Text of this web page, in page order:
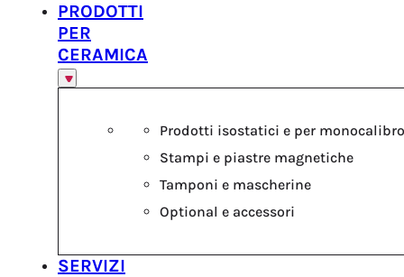
PRODOTTI
PER
CERAMICA
Prodotti isostatici e per monocalibro
Stampi e piastre magnetiche
Tamponi e mascherine
Optional e accessori
SERVIZI